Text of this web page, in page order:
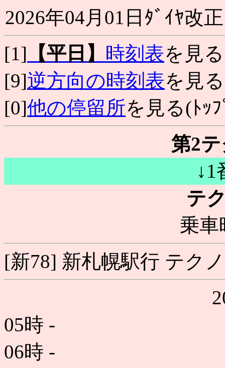
2026年04月01日ﾀﾞｲﾔ改正
[1] 【平日】 時刻表を見る
[9]逆方向の時刻表を見る
[0]他の停留所を見る(ﾄｯ
第2
↓1
テ
乗車
[新78] 新札幌駅行 テク
05時 -
06時 -